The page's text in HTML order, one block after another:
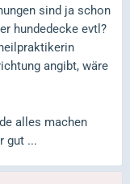
sind ja schon
hundedecke evtl?
angibt, wäre
alles machen
gut ...